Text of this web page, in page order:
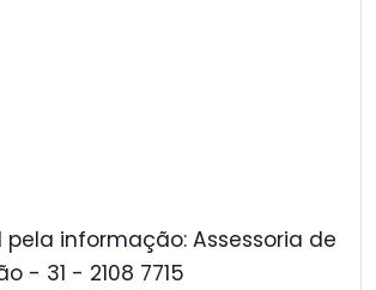
pela informação: Assessoria de
- 31 - 2108 7715